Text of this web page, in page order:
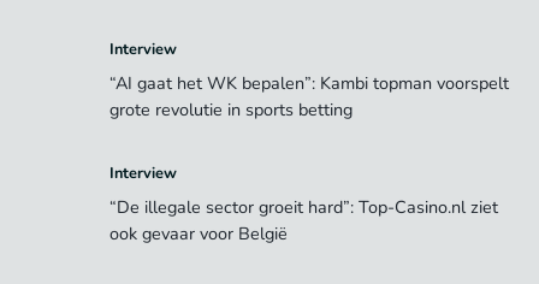
Interview
“AI gaat het WK bepalen”: Kambi topman voorspelt
grote revolutie in sports betting
Interview
“De illegale sector groeit hard”: Top-Casino.nl ziet
ook gevaar voor België